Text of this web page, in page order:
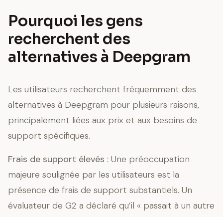
Pourquoi les gens
recherchent des
alternatives à Deepgram
Les utilisateurs recherchent fréquemment des
alternatives à Deepgram pour plusieurs raisons,
principalement liées aux prix et aux besoins de
support spécifiques.
Frais de support élevés : Une préoccupation
majeure soulignée par les utilisateurs est la
présence de frais de support substantiels. Un
évaluateur de G2 a déclaré qu’il « passait à un autre